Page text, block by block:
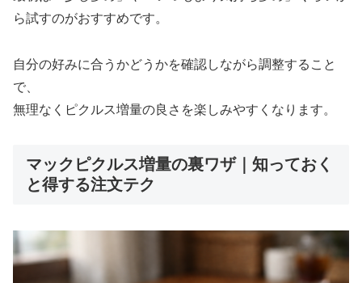
ら試すのがおすすめです。
自分の好みに合うかどうかを確認しながら調整すること
で、
無理なくピクルス増量の良さを楽しみやすくなります。
マックピクルス増量の裏ワザ｜知っておく
と得する注文テク